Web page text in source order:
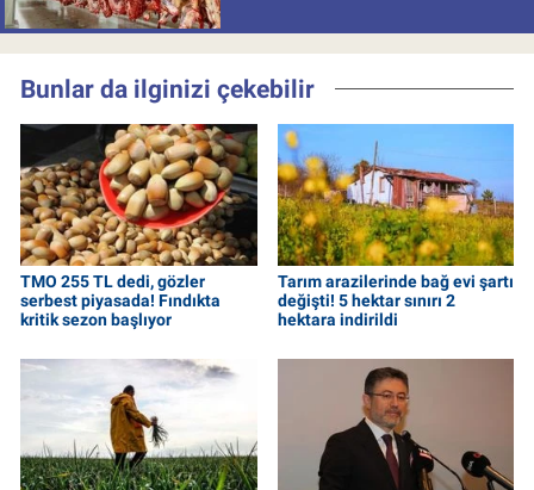
Bunlar da ilginizi çekebilir
TMO 255 TL dedi, gözler
serbest piyasada! Fındıkta
kritik sezon başlıyor
Tarım arazilerinde bağ evi şartı
değişti! 5 hektar sınırı 2
hektara indirildi